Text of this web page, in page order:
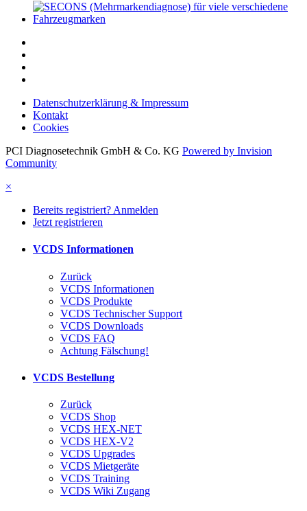
Datenschutzerklärung & Impressum
Kontakt
Cookies
PCI Diagnosetechnik GmbH & Co. KG Powered by Invision
Community
×
Bereits registriert? Anmelden
Jetzt registrieren
VCDS Informationen
Zurück
VCDS Informationen
VCDS Produkte
VCDS Technischer Support
VCDS Downloads
VCDS FAQ
Achtung Fälschung!
VCDS Bestellung
Zurück
VCDS Shop
VCDS HEX-NET
VCDS HEX-V2
VCDS Upgrades
VCDS Mietgeräte
VCDS Training
VCDS Wiki Zugang